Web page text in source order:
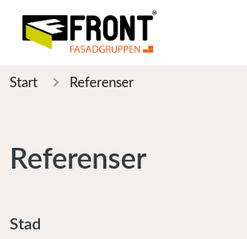
Start Referenser
Referenser
Stad